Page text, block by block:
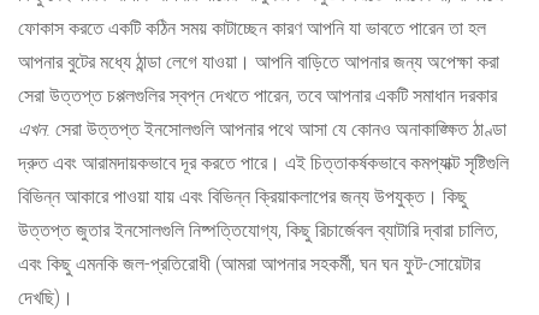
ফোকাস করতে একটি কঠিন সময় কাটাচ্ছেন কারণ আপনি যা ভাবতে পারেন তা হল
আপনার বুটের মধ্যে ঠান্ডা লেগে যাওয়া। আপনি বাড়িতে আপনার জন্য অপেক্ষা করা
সেরা উত্তপ্ত চপ্পলগুলির স্বপ্ন দেখতে পারেন, তবে আপনার একটি সমাধান দরকার
এখন. সেরা উত্তপ্ত ইনসোলগুলি আপনার পথে আসা যে কোনও অনাকাঙ্ক্ষিত ঠাণ্ডা
দ্রুত এবং আরামদায়কভাবে দূর করতে পারে। এই চিত্তাকর্ষকভাবে কমপ্যাক্ট সৃষ্টিগুলি
বিভিন্ন আকারে পাওয়া যায় এবং বিভিন্ন ক্রিয়াকলাপের জন্য উপযুক্ত। কিছু
উত্তপ্ত জুতার ইনসোলগুলি নিষ্পত্তিযোগ্য, কিছু রিচার্জেবল ব্যাটারি দ্বারা চালিত,
এবং কিছু এমনকি জল-প্রতিরোধী (আমরা আপনার সহকর্মী, ঘন ঘন ফুট-সোয়েটার
দেখছি)।